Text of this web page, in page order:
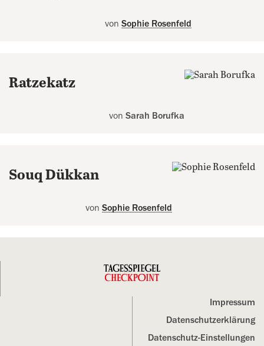
von Sophie Rosenfeld
Ratzekatz
von Sarah Borufka
Souq Dükkan
von Sophie Rosenfeld
Impressum
Datenschutz­erklärung
Datenschutz-Einstellungen